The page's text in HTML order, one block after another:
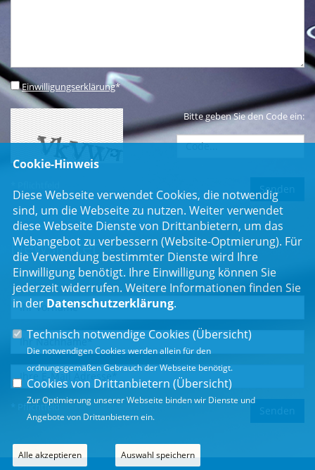
Einwilligungserklärung*
Bitte geben Sie den Code ein:
Newsletter
Erhalten Sie Neuigkeiten aus dem Landtag und der Region.
* Pflichtfeld
Cookie-Hinweis
Diese Webseite verwendet Cookies, die notwendig
sind, um die Webseite zu nutzen. Weiter verwendet
diese Webseite Dienste von Drittanbietern, um das
Webangebot zu verbessern (Website-Optmierung). Für
die Verwendung bestimmter Dienste wird Ihre
Einwilligung benötigt. Ihre Einwilligung können Sie
jederzeit widerrufen. Weitere Informationen finden Sie
in der Datenschutzerklärung.
Technisch notwendige Cookies (Übersicht)
Die notwendigen Cookies werden allein für den
ordnungsgemäßen Gebrauch der Webseite benötigt.
Cookies von Drittanbietern (Übersicht)
Zur Optimierung unserer Webseite binden wir Dienste und
Angebote von Drittanbietern ein.
Alle akzeptieren Auswahl speichern